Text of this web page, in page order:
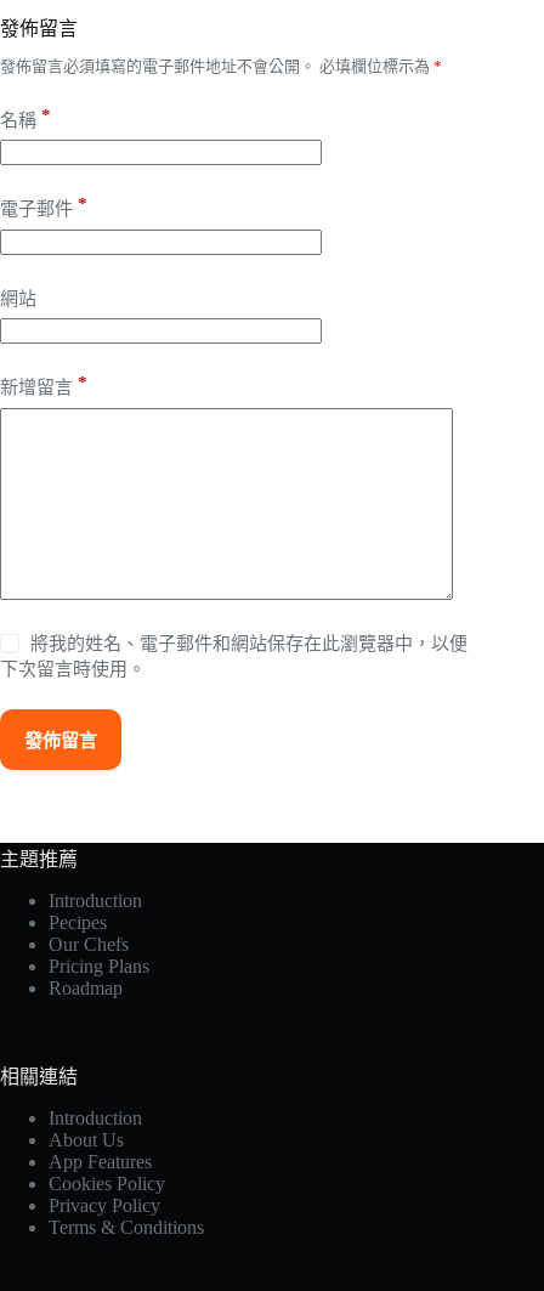
發佈留言
發佈留言必須填寫的電子郵件地址不會公開。 必填欄位標示為 *
名稱 *
電子郵件 *
網站
新增留言 *
將我的姓名、電子郵件和網站保存在此瀏覽器中，以便
下次留言時使用。
發佈留言
主題推薦
Introduction
Pecipes
Our Chefs
Pricing Plans
Roadmap
相關連結
Introduction
About Us
App Features
Cookies Policy
Privacy Policy
Terms & Conditions